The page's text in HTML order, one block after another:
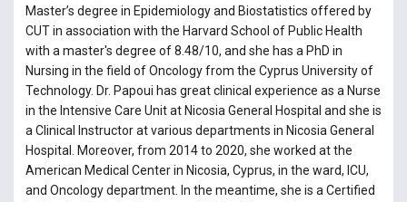
Master’s degree in Epidemiology and Biostatistics offered by
CUT in association with the Harvard School of Public Health
with a master's degree of 8.48/10, and she has a PhD in
Nursing in the field of Oncology from the Cyprus University of
Technology. Dr. Papoui has great clinical experience as a Nurse
in the Intensive Care Unit at Nicosia General Hospital and she is
a Clinical Instructor at various departments in Nicosia General
Hospital. Moreover, from 2014 to 2020, she worked at the
American Medical Center in Nicosia, Cyprus, in the ward, ICU,
and Oncology department. In the meantime, she is a Certified